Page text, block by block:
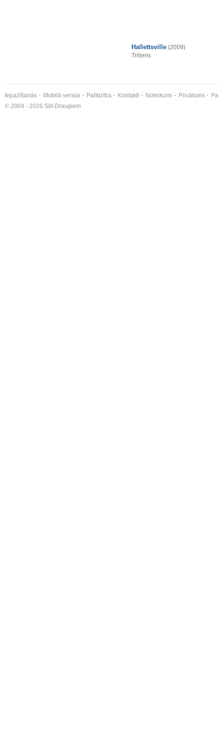
Hallettsville (2009)
Trilleris
Iepazīšanās Mobilā versija Palīdzība Kontakti Noteikumi Privātums
© 2004 - 2026 SIA Draugiem